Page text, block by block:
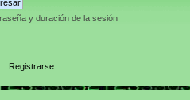
y duración de la sesión
Registrarse